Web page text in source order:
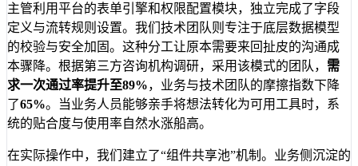
主管利用平台的表单引擎和权限配置模块，独立完成了字段
定义与流转规则设置。我们技术团队则专注于底层数据模型
的校验与安全加固。这种分工让原本需要来回扯皮的沟通成
本骤降。根据第三方咨询机构调研，采用该模式的团队， 需
求一次通过率提升至89%，业务与技术团队的摩擦指数下降
了65%。当业务人员能够亲手将想法转化为可用工具时，系
统的贴合度与使用率自然水涨船高。
在实际操作中，我们建立了“组件共享池”机制。业务侧沉淀的